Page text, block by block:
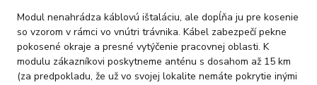
Modul nenahrádza káblovú ištaláciu, ale dopĺňa ju pre kosenie
so vzorom v rámci vo vnútri trávnika. Kábel zabezpečí pekne
pokosené okraje a presné vytýčenie pracovnej oblasti. K
modulu zákazníkovi poskytneme anténu s dosahom až 15 km
(za predpokladu, že už vo svojej lokalite nemáte pokrytie inými